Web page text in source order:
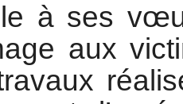
à ses
aux